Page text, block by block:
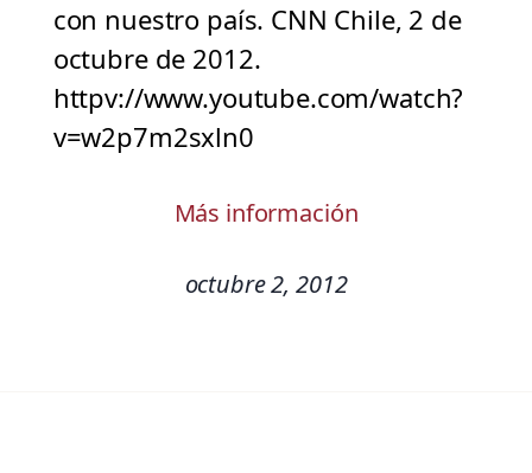
con nuestro país. CNN Chile, 2 de
octubre de 2012.
httpv://www.youtube.com/watch?
v=w2p7m2sxln0
Más información
octubre 2, 2012